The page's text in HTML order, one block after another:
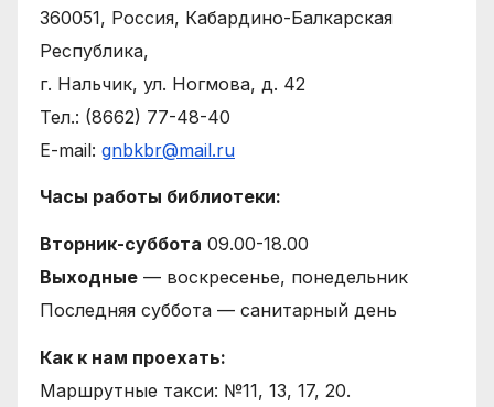
360051, Россия, Кабардино-Балкарская
Республика,
г. Нальчик, ул. Ногмова, д. 42
Тел.: (8662) 77-48-40
E-mail: gnbkbr@mail.ru
Часы работы библиотеки:
Вторник-суббота 09.00-18.00
Выходные — воскресенье, понедельник
Последняя суббота — санитарный день
Как к нам проехать:
Маршрутные такси: №11, 13, 17, 20.